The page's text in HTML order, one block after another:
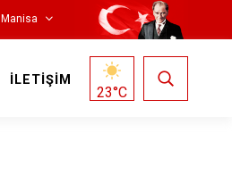
Manisa
İLETİŞİM
23°C